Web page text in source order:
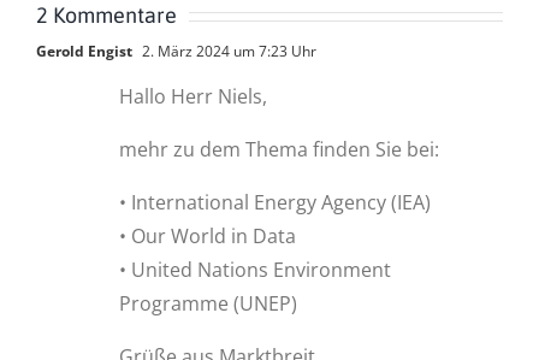
2 Kommentare
Gerold Engist 2. März 2024 um 7:23 Uhr
Hallo Herr Niels,
mehr zu dem Thema finden Sie bei:
• International Energy Agency (IEA)
• Our World in Data
• United Nations Environment
Programme (UNEP)